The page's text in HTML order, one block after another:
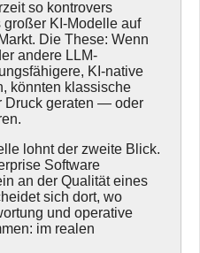
so kontrovers
KI-Modelle auf
Die These: Wenn
andere LLM-
KI-native
könnten klassische
Druck geraten — oder
lohnt der zweite Blick.
Software
an der Qualität eines
sich dort, wo
und operative
im realen